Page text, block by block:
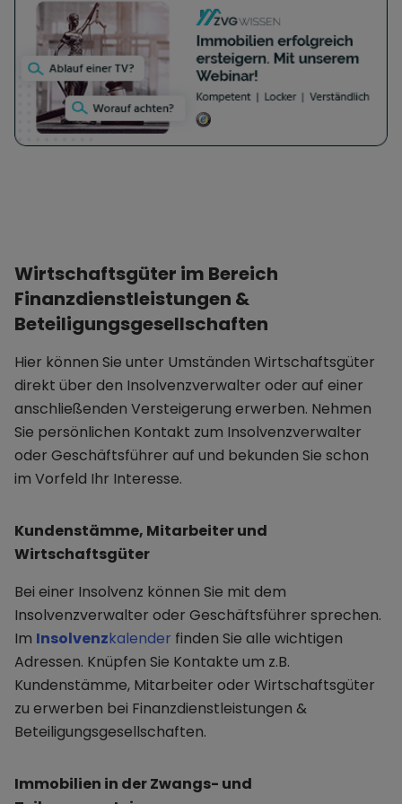
Gesellschaften, insbesondere als Führungs-
oder Funktionsholding, sowie der Erwerb und die
Verwaltung von Immobilien. (2) Die Gesellschaft
ist berechtigt, Unternehmen jeder Art zu
errichten, zu erwerben oder zu pachten oder
sich an solchen in jeder Form zu beteiligen sowie
Zweigniederlassungen errichten.
Wirtschaftsgüter im Bereich
Finanzdienstleistungen &
Beteiligungsgesellschaften
Hier können Sie unter Umständen Wirtschaftsgüter
direkt über den Insolvenzverwalter oder auf einer
anschließenden Versteigerung erwerben. Nehmen
Sie persönlichen Kontakt zum Insolvenzverwalter
oder Geschäftsführer auf und bekunden Sie schon
im Vorfeld Ihr Interesse.
Kundenstämme, Mitarbeiter und
Wirtschaftsgüter
Bei einer Insolvenz können Sie mit dem
Insolvenzverwalter oder Geschäftsführer sprechen.
Im Insolvenzkalender finden Sie alle wichtigen
Adressen. Knüpfen Sie Kontakte um z.B.
Kundenstämme, Mitarbeiter oder Wirtschaftsgüter
zu erwerben bei Finanzdienstleistungen &
Beteiligungsgesellschaften.
Immobilien in der Zwangs- und